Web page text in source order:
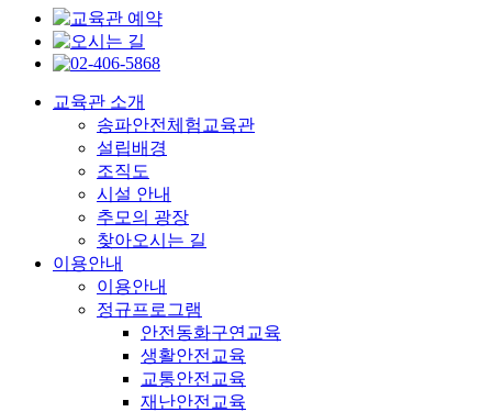
교육관 소개
송파안전체험교육관
설립배경
조직도
시설 안내
추모의 광장
찾아오시는 길
이용안내
이용안내
정규프로그램
안전동화구연교육
생활안전교육
교통안전교육
재난안전교육